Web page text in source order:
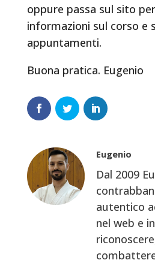
oppure passa sul sito
informazioni sul corso e
appuntamenti.
Buona pratica. Eugenio
Eugenio
Dal 2009
autentico
nel web e